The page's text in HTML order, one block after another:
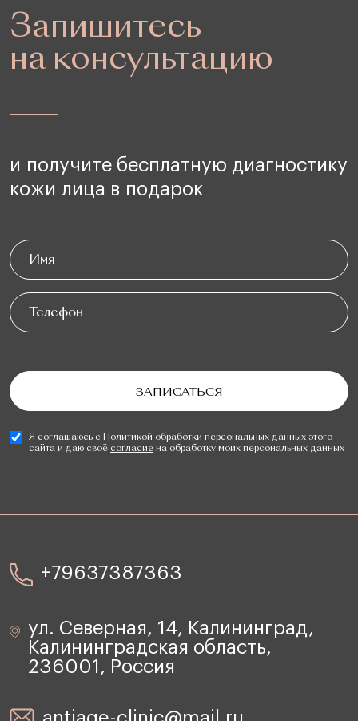
Запишитесь
на консультацию
и получите бесплатную диагностику
кожи лица в подарок
Я соглашаюсь с Политикой обработки персональных данных этого
сайта и даю своё согласиена обработку моих персональных данных
+79637387363
ул. Северная, 14, Калининград,
Калининградская область,
236001, Россия